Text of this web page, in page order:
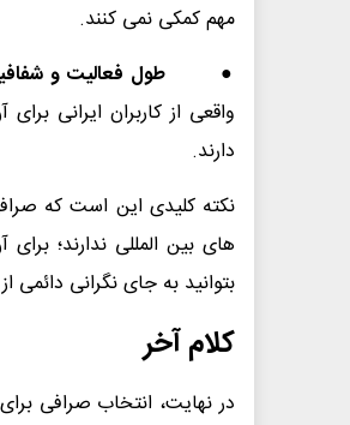
مهم کمکی نمی کنند.
●طول فعالیت و
واقعی از کاربران ایرانی
دارند.
نکته کلیدی این است که
های بین المللی ندارند؛
بتوانید به جای نگرانی دائمی
کلام آخر
در نهایت، انتخاب صرافی